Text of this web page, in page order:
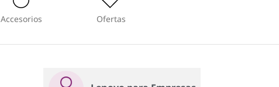
Accesorios Ofertas